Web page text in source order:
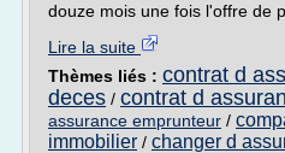
douze mois une fois l'offre de
Lire la suite
Thèmes liés : contrat d
deces / contrat d
assurance emprunteur /
immobilier / changer d